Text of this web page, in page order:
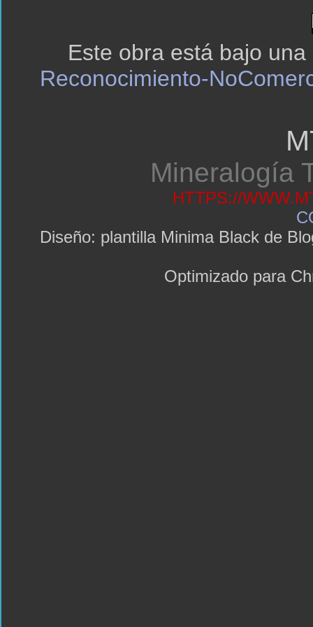
Este obra está bajo una
Reconocimiento-
Mineralogía
HTTPS://
Diseño: plantilla Minima Black de
Optimizado para